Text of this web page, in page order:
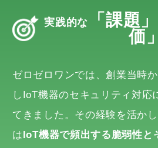
実践的な 「課題」
価」
ゼロゼロワンでは、創業当時
しIoT機器のセキュリティ対応
てきました。その経験を活か
はIoT機器で頻出する脆弱性と